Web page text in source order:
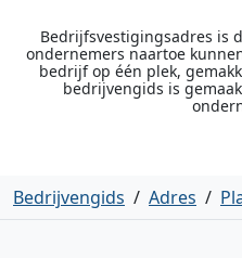
Bedrijfsvestigingsadres is
ondernemers naartoe
bedrijf op één plek,
bedrijvengids is
Bedrijvengids / Adres /